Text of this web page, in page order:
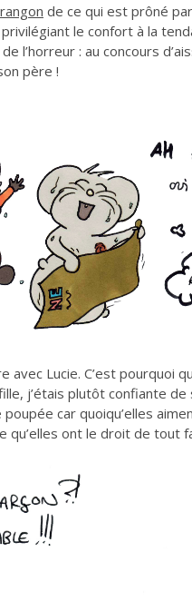
de ce qui est prôné
le confort à la
l’horreur : au concours
père !
avec Lucie. C’est pourquoi
j’étais plutôt confiante de
car quoiqu’elles
qu’elles ont le droit de tout